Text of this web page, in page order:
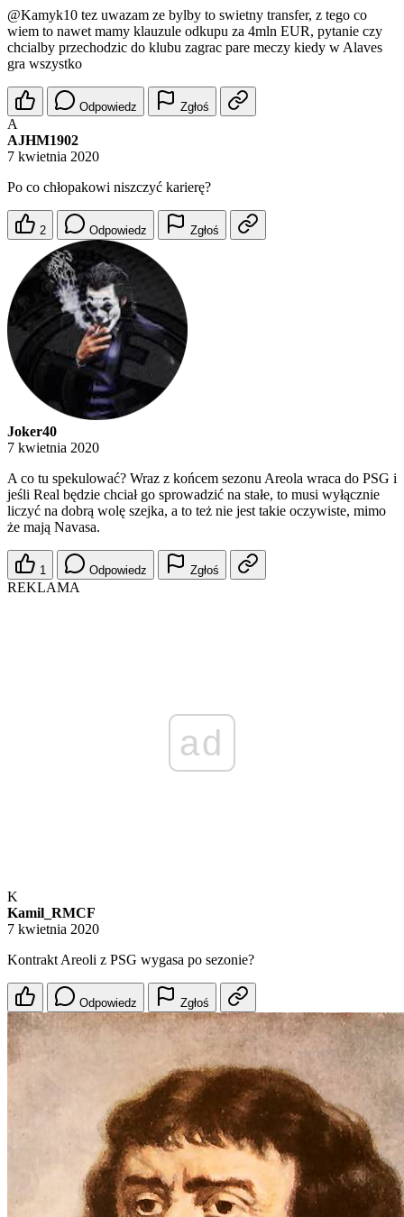
@Kamyk10 tez uwazam ze bylby to swietny transfer, z tego co
wiem to nawet mamy klauzule odkupu za 4mln EUR, pytanie czy
chcialby przechodzic do klubu zagrac pare meczy kiedy w Alaves
gra wszystko
Odpowiedz Zgłoś
A
AJHM1902
7 kwietnia 2020
Po co chłopakowi niszczyć karierę?
2 Odpowiedz Zgłoś
Joker40
7 kwietnia 2020
A co tu spekulować? Wraz z końcem sezonu Areola wraca do PSG i
jeśli Real będzie chciał go sprowadzić na stałe, to musi wyłącznie
liczyć na dobrą wolę szejka, a to też nie jest takie oczywiste, mimo
że mają Navasa.
1 Odpowiedz Zgłoś
REKLAMA
ad
K
Kamil_RMCF
7 kwietnia 2020
Kontrakt Areoli z PSG wygasa po sezonie?
Odpowiedz Zgłoś